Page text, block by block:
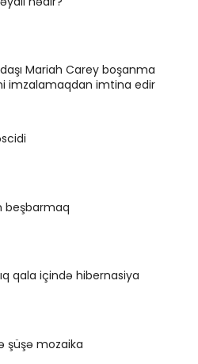
Mariah Carey boşanma
imzalamaqdan imtina edir
beşbarmaq
qala içində hibernasiya
şüşə mozaika